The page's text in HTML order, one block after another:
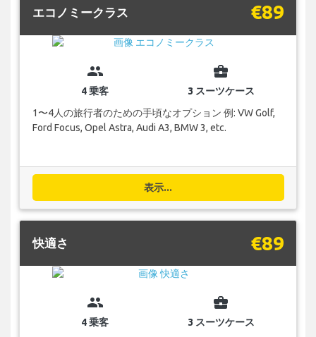
エコノミークラス €89
group
4 乗客
business_center
3 スーツケース
1〜4人の旅行者のための手頃なオプション 例: VW Golf,
Ford Focus, Opel Astra, Audi A3, BMW 3, etc.
表示...
快適さ €89
group
4 乗客
business_center
3 スーツケース